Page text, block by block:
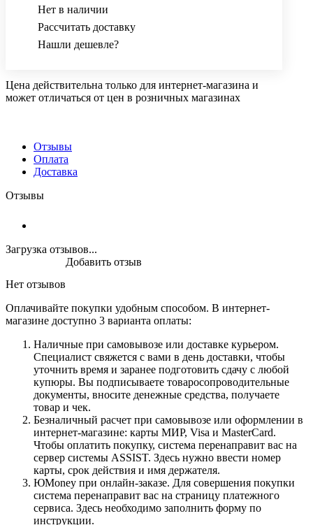
Нет в наличии
Рассчитать доставку
Нашли дешевле?
Цена действительна только для интернет-магазина и
может отличаться от цен в розничных магазинах
Отзывы
Оплата
Доставка
Отзывы
Загрузка отзывов...
Нет отзывов
Добавить отзыв
Оплачивайте покупки удобным способом. В интернет-
магазине доступно 3 варианта оплаты:
Наличные при самовывозе или доставке курьером.
Специалист свяжется с вами в день доставки, чтобы
уточнить время и заранее подготовить сдачу с любой
купюры. Вы подписываете товаросопроводительные
документы, вносите денежные средства, получаете
товар и чек.
Безналичный расчет при самовывозе или оформлении в
интернет-магазине: карты МИР, Visa и MasterCard.
Чтобы оплатить покупку, система перенаправит вас на
сервер системы ASSIST. Здесь нужно ввести номер
карты, срок действия и имя держателя.
ЮMoney при онлайн-заказе. Для совершения покупки
система перенаправит вас на страницу платежного
сервиса. Здесь необходимо заполнить форму по
инструкции.